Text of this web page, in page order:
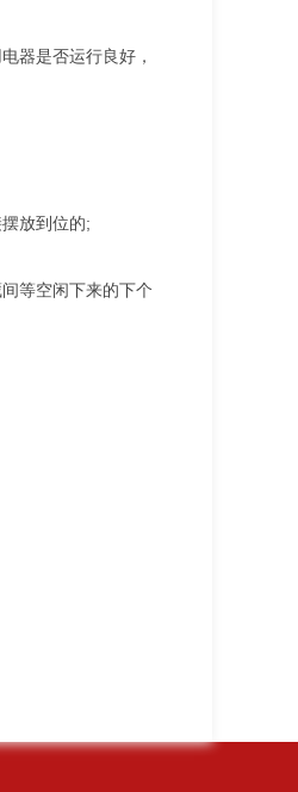
器是否运行良好，
放到位的;
等空闲下来的下个